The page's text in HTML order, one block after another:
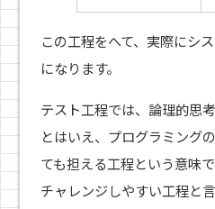
この工程をへて、実際にシ
になります。
テスト工程では、論理的思
とはいえ、プログラミング
ても担える工程という意味
チャレンジしやすい工程と